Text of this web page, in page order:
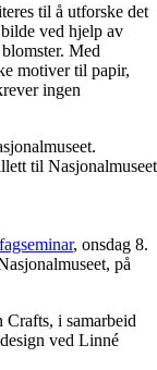
til å utforske det
ved hjelp av
Med
motiver til papir,
ingen
til Nasjonalmuseet
, onsdag 8.
på
i samarbeid
ved Linné